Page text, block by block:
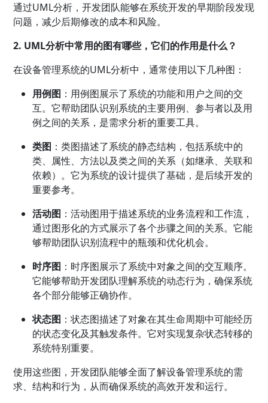
通过UML分析，开发团队能够在系统开发的早期阶段发现
问题，减少后期修改的成本和风险。
2. UML分析中常用的图有哪些，它们的作用是什么？
在设备管理系统的UML分析中，通常使用以下几种图：
用例图 ：用例图展示了系统的功能和用户之间的交
互。它帮助团队识别系统的主要用例、参与者以及用
例之间的关系，是需求分析的重要工具。
类图 ：类图描述了系统的静态结构，包括系统中的
类、属性、方法以及类之间的关系（如继承、关联和
依赖）。它为系统的设计提供了基础，是后续开发的
重要参考。
活动图 ：活动图用于描述系统的业务流程和工作流，
通过图形化的方式展示了各个步骤之间的关系。它能
够帮助团队识别流程中的瓶颈和优化机会。
时序图 ：时序图展示了系统中对象之间的交互顺序。
它能够帮助开发团队理解系统的动态行为，确保系统
各个部分能够正确协作。
状态图 ：状态图描述了对象在其生命周期中可能经历
的状态变化及其触发条件。它对实现复杂状态转移的
系统特别重要。
使用这些图，开发团队能够全面了解设备管理系统的需
求、结构和行为，从而确保系统的高效开发和运行。